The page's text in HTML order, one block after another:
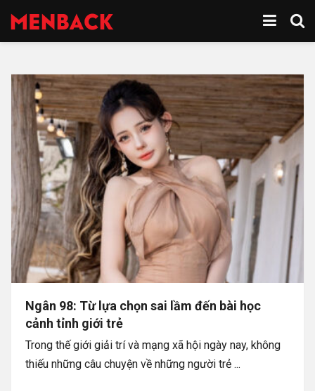
Ngân 98: Từ lựa chọn sai lầm đến bài học
cảnh tỉnh giới trẻ
Trong thế giới giải trí và mạng xã hội ngày nay, không
thiếu những câu chuyện về những người trẻ ...